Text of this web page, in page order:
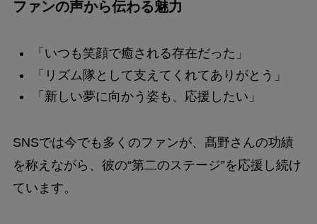
ファンの声から伝わる魅力
「いつも笑顔で癒される存在だった」
「リズム隊として支えてくれてありがとう」
「新しい夢に向かう姿も、応援したい」
SNSでは今でも多くのファンが、髙野さんの功績
を称えながら、彼の“第二のステージ”を応援し続け
ています。